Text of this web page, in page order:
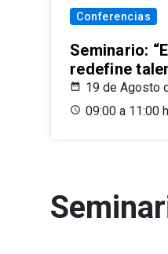
Conferencias
Seminario:
redefine
19 de Agosto
09:00 a 11:00